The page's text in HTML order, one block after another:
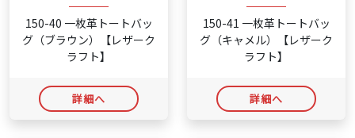
150-40 一枚革トートバッ
グ（ブラウン）【レザーク
ラフト】
詳細へ
150-41 一枚革トートバッ
グ（キャメル）【レザーク
ラフト】
詳細へ